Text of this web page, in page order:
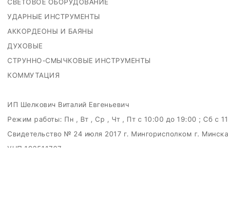
СВЕТОВОЕ ОБОРУДОВАНИЕ
УДАРНЫЕ ИНСТРУМЕНТЫ
АККОРДЕОНЫ И БАЯНЫ
ДУХОВЫЕ
СТРУННО-СМЫЧКОВЫЕ ИНСТРУМЕНТЫ
КОММУТАЦИЯ
ИП Шелкович Виталий Евгеньевич
Режим работы: Пн , Вт , Ср , Чт , Пт c 10:00 до 19:00 ; Сб c
Свидетельство № 24 июля 2017 г. Мингорисполком г. Минска
УНП 192511707